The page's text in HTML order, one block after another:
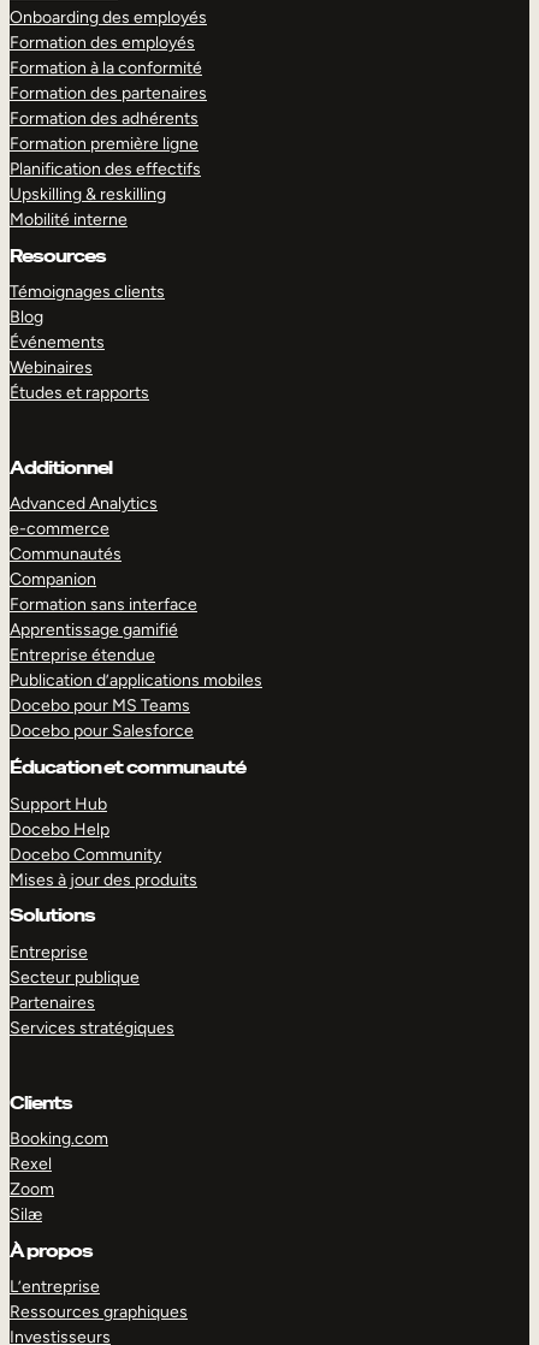
Onboarding des employés
Formation des employés
Formation à la conformité
Formation des partenaires
Formation des adhérents
Formation première ligne
Planification des effectifs
Upskilling & reskilling
Mobilité interne
Resources
Témoignages clients
Blog
Événements
Webinaires
Études et rapports
Additionnel
Advanced Analytics
e-commerce
Communautés
Companion
Formation sans interface
Apprentissage gamifié
Entreprise étendue
Publication d’applications mobiles
Docebo pour MS Teams
Docebo pour Salesforce
Éducation et communauté
Support Hub
Docebo Help
Docebo Community
Mises à jour des produits
Solutions
Entreprise
Secteur publique
Partenaires
Services stratégiques
Clients
Booking.com
Rexel
Zoom
Silæ
À propos
L’entreprise
Ressources graphiques
Investisseurs